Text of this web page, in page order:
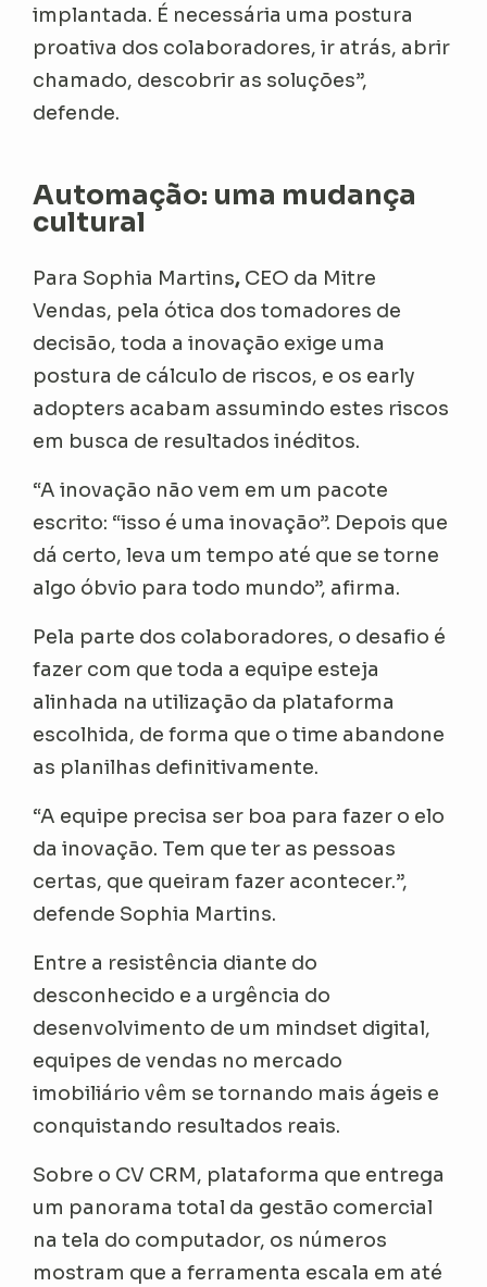
implantada. É necessária uma postura
proativa dos colaboradores, ir atrás, abrir
chamado, descobrir as soluções”,
defende.
Automação: uma mudança
cultural
Para Sophia Martins, CEO da Mitre
Vendas, pela ótica dos tomadores de
decisão, toda a inovação exige uma
postura de cálculo de riscos, e os early
adopters acabam assumindo estes riscos
em busca de resultados inéditos.
“A inovação não vem em um pacote
escrito: “isso é uma inovação”. Depois que
dá certo, leva um tempo até que se torne
algo óbvio para todo mundo”, afirma.
Pela parte dos colaboradores, o desafio é
fazer com que toda a equipe esteja
alinhada na utilização da plataforma
escolhida, de forma que o time abandone
as planilhas definitivamente.
“A equipe precisa ser boa para fazer o elo
da inovação. Tem que ter as pessoas
certas, que queiram fazer acontecer.”,
defende Sophia Martins.
Entre a resistência diante do
desconhecido e a urgência do
desenvolvimento de um mindset digital,
equipes de vendas no mercado
imobiliário vêm se tornando mais ágeis e
conquistando resultados reais.
Sobre o CV CRM, plataforma que entrega
um panorama total da gestão comercial
na tela do computador, os números
mostram que a ferramenta escala em até